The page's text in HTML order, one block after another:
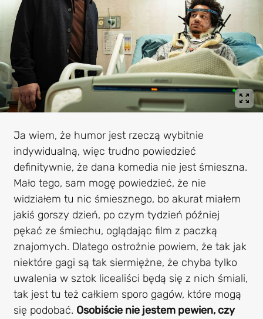
Ja wiem, że humor jest rzeczą wybitnie
indywidualną, więc trudno powiedzieć
definitywnie, że dana komedia nie jest śmieszna.
Mało tego, sam mogę powiedzieć, że nie
widziałem tu nic śmiesznego, bo akurat miałem
jakiś gorszy dzień, po czym tydzień później
pękać ze śmiechu, oglądając film z paczką
znajomych. Dlatego ostrożnie powiem, że tak jak
niektóre gagi są tak siermiężne, że chyba tylko
uwalenia w sztok licealiści będą się z nich śmiali,
tak jest tu też całkiem sporo gagów, które mogą
się podobać. Osobiście nie jestem pewien, czy